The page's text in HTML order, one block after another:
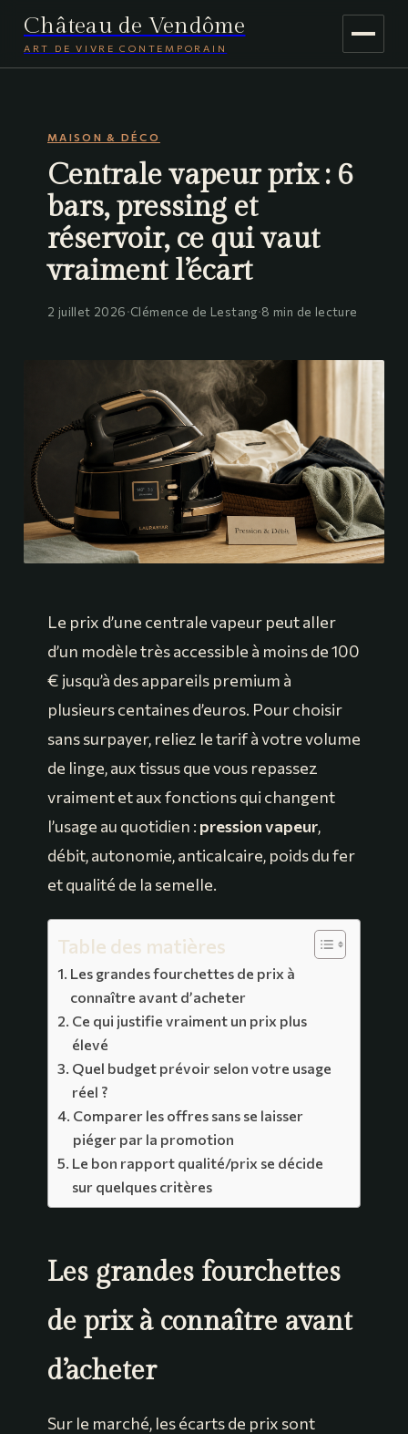
Château de Vendôme
ART DE VIVRE CONTEMPORAIN
JARDINAGE
VOYAGE
MAISON & DÉCO
Centrale vapeur prix : 6
bars, pressing et
réservoir, ce qui vaut
vraiment l’écart
2 juillet 2026·Clémence de Lestang·8 min de lecture
Le prix d’une centrale vapeur peut aller
d’un modèle très accessible à moins de 100
€ jusqu’à des appareils premium à
plusieurs centaines d’euros. Pour choisir
sans surpayer, reliez le tarif à votre volume
de linge, aux tissus que vous repassez
vraiment et aux fonctions qui changent
l’usage au quotidien : pression vapeur,
débit, autonomie, anticalcaire, poids du fer
et qualité de la semelle.
Table des matières
Les grandes fourchettes de prix à
connaître avant d’acheter
Ce qui justifie vraiment un prix plus
élevé
Quel budget prévoir selon votre usage
réel ?
Comparer les offres sans se laisser
piéger par la promotion
Le bon rapport qualité/prix se décide
sur quelques critères
Les grandes fourchettes
de prix à connaître avant
d’acheter
Sur le marché, les écarts de prix sont